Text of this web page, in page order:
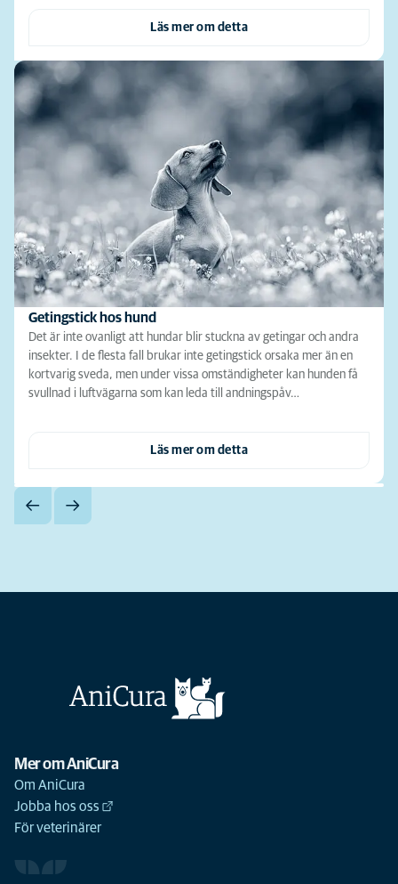
Läs mer om detta
Getingstick hos hund
Det är inte ovanligt att hundar blir stuckna av getingar och andra
insekter. I de flesta fall brukar inte getingstick orsaka mer än en
kortvarig sveda, men under vissa omständigheter kan hunden få
svullnad i luftvägarna som kan leda till andningspåv…
Läs mer om detta
Mer om AniCura
Om AniCura
Jobba hos oss
För veterinärer